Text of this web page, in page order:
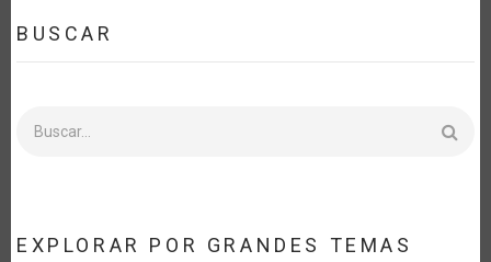
BUSCAR
EXPLORAR POR GRANDES TEMAS